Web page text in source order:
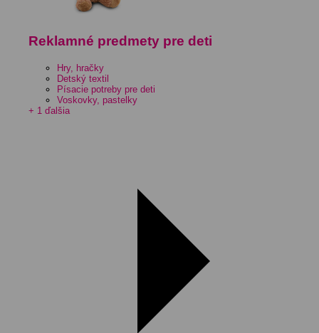
Reklamné predmety pre deti
Hry, hračky
Detský textil
Písacie potreby pre deti
Voskovky, pastelky
+ 1 ďalšia